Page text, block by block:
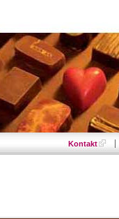
Kontakt